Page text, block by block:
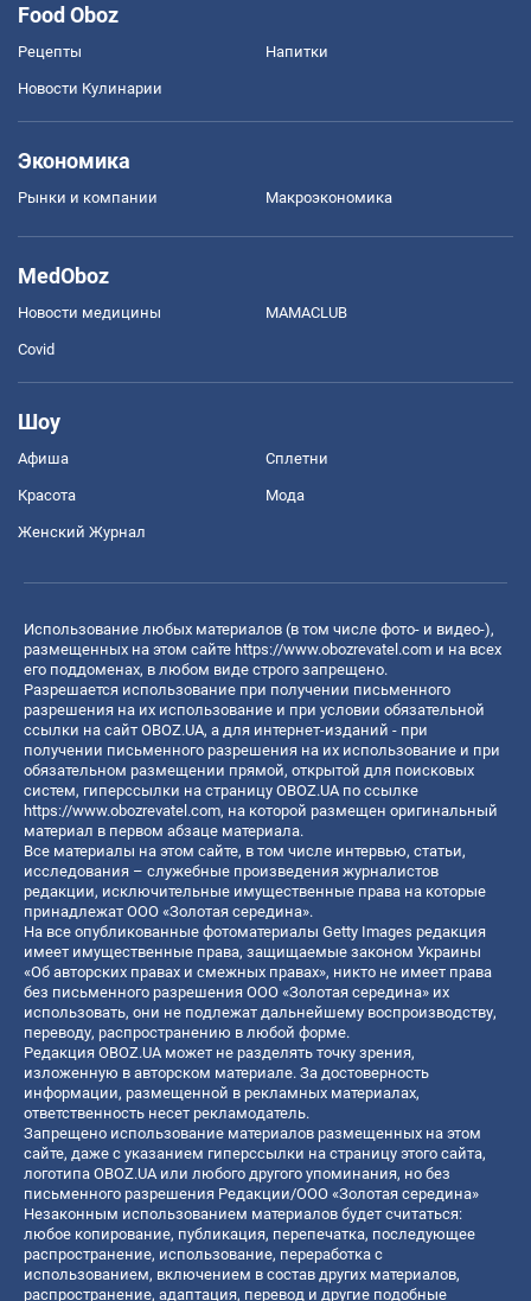
Food Oboz
Рецепты Напитки
Новости Кулинарии
Экономика
Рынки и компании Mакроэкономика
MedOboz
Новости медицины MAMACLUB
Covid
Шоу
Афиша Сплетни
Красота Мода
Женский Журнал
Использование любых материалов (в том числе фото- и видео-),
размещенных на этом сайте https://www.obozrevatel.com и на всех
его поддоменах, в любом виде строго запрещено.
Разрешается использование при получении письменного
разрешения на их использование и при условии обязательной
ссылки на сайт OBOZ.UA, а для интернет-изданий - при
получении письменного разрешения на их использование и при
обязательном размещении прямой, открытой для поисковых
систем, гиперссылки на страницу OBOZ.UA по ссылке
https://www.obozrevatel.com, на которой размещен оригинальный
материал в первом абзаце материала.
Все материалы на этом сайте, в том числе интервью, статьи,
исследования – служебные произведения журналистов
редакции, исключительные имущественные права на которые
принадлежат ООО «Золотая середина».
На все опубликованные фотоматериалы Getty Images редакция
имеет имущественные права, защищаемые законом Украины
«Об авторских правах и смежных правах», никто не имеет права
без письменного разрешения ООО «Золотая середина» их
использовать, они не подлежат дальнейшему воспроизводству,
переводу, распространению в любой форме.
Редакция OBOZ.UA может не разделять точку зрения,
изложенную в авторском материале. За достоверность
информации, размещенной в рекламных материалах,
ответственность несет рекламодатель.
Запрещено использование материалов размещенных на этом
сайте, даже с указанием гиперссылки на страницу этого сайта,
логотипа OBOZ.UA или любого другого упоминания, но без
письменного разрешения Редакции/ООО «Золотая середина»
Незаконным использованием материалов будет считаться:
любое копирование, публикация, перепечатка, последующее
распространение, использование, переработка с
использованием, включением в состав других материалов,
распространение, адаптация, перевод и другие подобные